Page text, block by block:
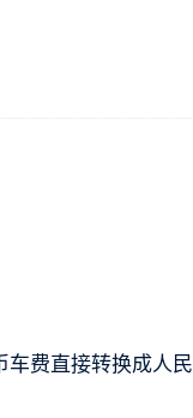
车费直接转换成人民